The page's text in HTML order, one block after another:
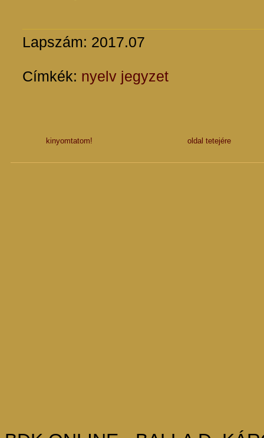
Lapszám: 2017.07
Címkék: nyelv jegyzet
kinyomtatom! oldal tetejére